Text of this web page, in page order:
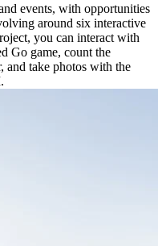
events, with opportunities
around six interactive
you can interact with
Go game, count the
and take photos with the